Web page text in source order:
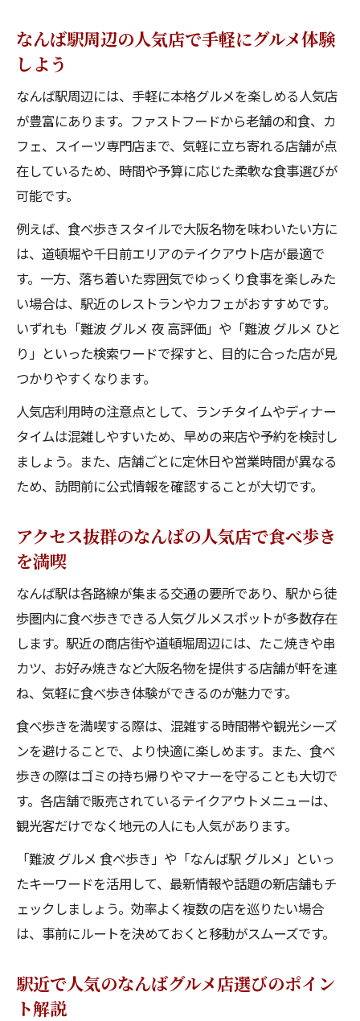
なんば駅周辺の人気店で手軽にグルメ体験
しよう
なんば駅周辺には、手軽に本格グルメを楽しめる人気店
が豊富にあります。ファストフードから老舗の和食、カ
フェ、スイーツ専門店まで、気軽に立ち寄れる店舗が点
在しているため、時間や予算に応じた柔軟な食事選びが
可能です。
例えば、食べ歩きスタイルで大阪名物を味わいたい方に
は、道頓堀や千日前エリアのテイクアウト店が最適で
す。一方、落ち着いた雰囲気でゆっくり食事を楽しみた
い場合は、駅近のレストランやカフェがおすすめです。
いずれも「難波 グルメ 夜 高評価」や「難波 グルメ ひと
り」といった検索ワードで探すと、目的に合った店が見
つかりやすくなります。
人気店利用時の注意点として、ランチタイムやディナー
タイムは混雑しやすいため、早めの来店や予約を検討し
ましょう。また、店舗ごとに定休日や営業時間が異なる
ため、訪問前に公式情報を確認することが大切です。
アクセス抜群のなんばの人気店で食べ歩き
を満喫
なんば駅は各路線が集まる交通の要所であり、駅から徒
歩圏内に食べ歩きできる人気グルメスポットが多数存在
します。駅近の商店街や道頓堀周辺には、たこ焼きや串
カツ、お好み焼きなど大阪名物を提供する店舗が軒を連
ね、気軽に食べ歩き体験ができるのが魅力です。
食べ歩きを満喫する際は、混雑する時間帯や観光シーズ
ンを避けることで、より快適に楽しめます。また、食べ
歩きの際はゴミの持ち帰りやマナーを守ることも大切で
す。各店舗で販売されているテイクアウトメニューは、
観光客だけでなく地元の人にも人気があります。
「難波 グルメ 食べ歩き」や「なんば駅 グルメ」といっ
たキーワードを活用して、最新情報や話題の新店舗もチ
ェックしましょう。効率よく複数の店を巡りたい場合
は、事前にルートを決めておくと移動がスムーズです。
駅近で人気のなんばグルメ店選びのポイン
ト解説